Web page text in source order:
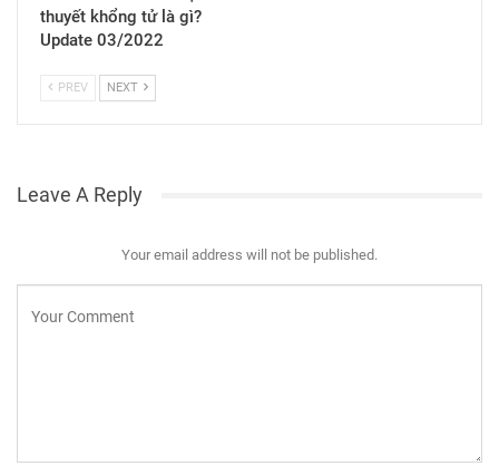
thuyết khổng tử là gì?
Update 03/2022
PREV NEXT
Leave A Reply
Your email address will not be published.